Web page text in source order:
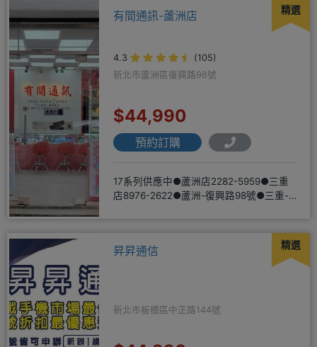
精選
有間通訊-蘆洲店
4.3
(105)
新北市蘆洲區復興路98號
$44,990
預約訂購
17系列供應中●蘆洲店2282-5959●三重
店8976-2622●蘆洲-復興路98號●三重-
精選
昇昇通信
新北市板橋區中正路144號